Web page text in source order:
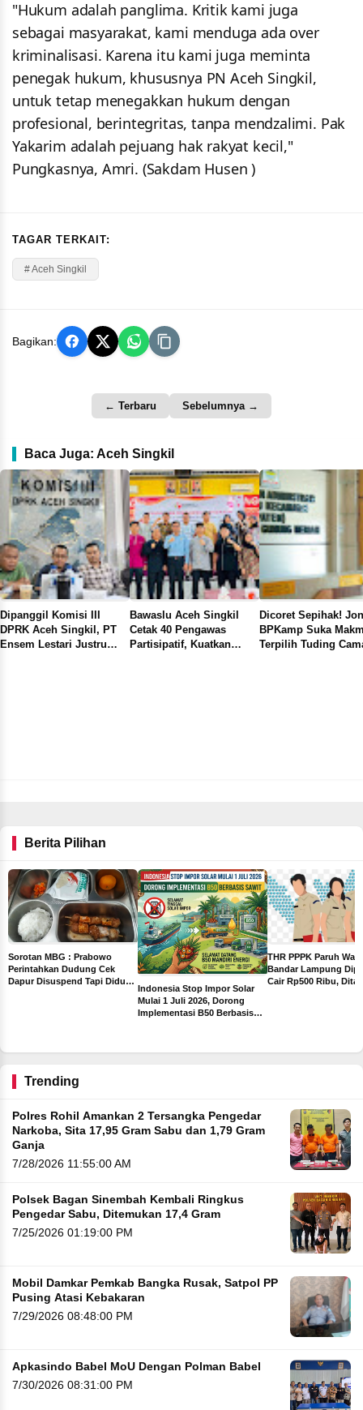
"Hukum adalah panglima. Kritik kami juga
sebagai masyarakat, kami menduga ada over
kriminalisasi. Karena itu kami juga meminta
penegak hukum, khususnya PN Aceh Singkil,
untuk tetap menegakkan hukum dengan
profesional, berintegritas, tanpa mendzalimi. Pak
Yakarim adalah pejuang hak rakyat kecil,"
Pungkasnya, Amri. (Sakdam Husen )
TAGAR TERKAIT:
# Aceh Singkil
Bagikan:
← Terbaru Sebelumnya →
Baca Juga: Aceh Singkil
Dipanggil Komisi III
DPRK Aceh Singkil, PT
Ensem Lestari Justru
Bawaslu Aceh Singkil
Cetak 40 Pengawas
Partisipatif, Kuatkan
Dicoret Sepihak!
BPKamp Suka
Terpilih Tuding
Berita Pilihan
Sorotan MBG : Prabowo
Perintahkan Dudung Cek
Dapur Disuspend Tapi Diduga
Indonesia Stop Impor Solar
Mulai 1 Juli 2026, Dorong
Implementasi B50 Berbasis
THR PPPK Paruh
Bandar Lampung
Cair Rp500 Ribu,
Trending
Polres Rohil Amankan 2 Tersangka Pengedar
Narkoba, Sita 17,95 Gram Sabu dan 1,79 Gram
Ganja
7/28/2026 11:55:00 AM
Polsek Bagan Sinembah Kembali Ringkus
Pengedar Sabu, Ditemukan 17,4 Gram
7/25/2026 01:19:00 PM
Mobil Damkar Pemkab Bangka Rusak, Satpol PP
Pusing Atasi Kebakaran
7/29/2026 08:48:00 PM
Apkasindo Babel MoU Dengan Polman Babel
7/30/2026 08:31:00 PM